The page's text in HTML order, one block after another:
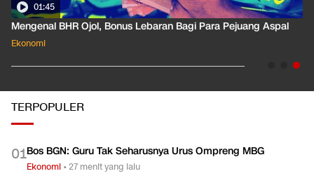
01:35
Pahami Dampak Kenaikan Suku Bunga Acuan ke Cicilan KPR
Ekonomi
TERPOPULER
01Bos BGN: Guru Tak Seharusnya Urus Ompreng MBG
Ekonomi •27 menit yang lalu